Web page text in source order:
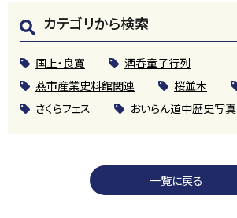
カテゴリから検索
国上・良寛
酒呑童子行列
燕市産業史料館関連
桜並木
さくらフェス
おいらん道中歴史写真
一覧に戻る